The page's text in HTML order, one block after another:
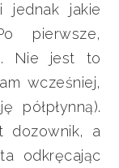
jednak jakie
pierwsze,
Nie jest to
wcześniej,
półpłynną).
dozownik, a
odkręcając